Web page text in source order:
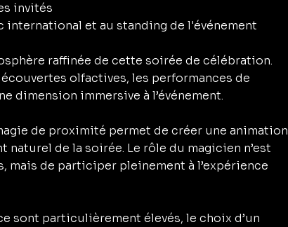
invités
international et au standing de l'événement
raffinée de cette soirée de célébration.
olfactives, les performances de
dimension immersive à l’événement.
de proximité permet de créer une animation
de la soirée. Le rôle du magicien n’est
mais de participer pleinement à l’expérience
sont particulièrement élevés, le choix d’un